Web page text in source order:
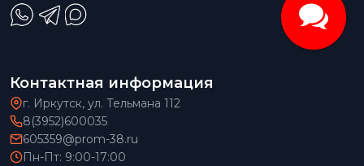
Контактная информация
г. Иркутск, ул. Тельмана 112
8(3952)600035
605359@prom-38.ru
Пн-Пт: 9:00-17:00